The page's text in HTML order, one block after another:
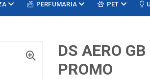
PERFUMARIA PET
DS AERO
PROMO